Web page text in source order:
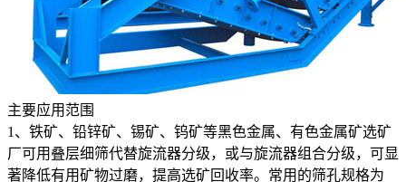
主要应用范围
1、铁矿、铅锌矿、锡矿、钨矿等黑色金属、有色金属矿选矿
厂可用叠层细筛代替旋流器分级，或与旋流器组合分级，可显
著降低有用矿物过磨，提高选矿回收率。常用的筛孔规格为